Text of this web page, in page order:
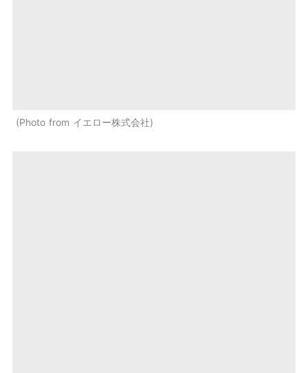
Photo from イエロー株式会社